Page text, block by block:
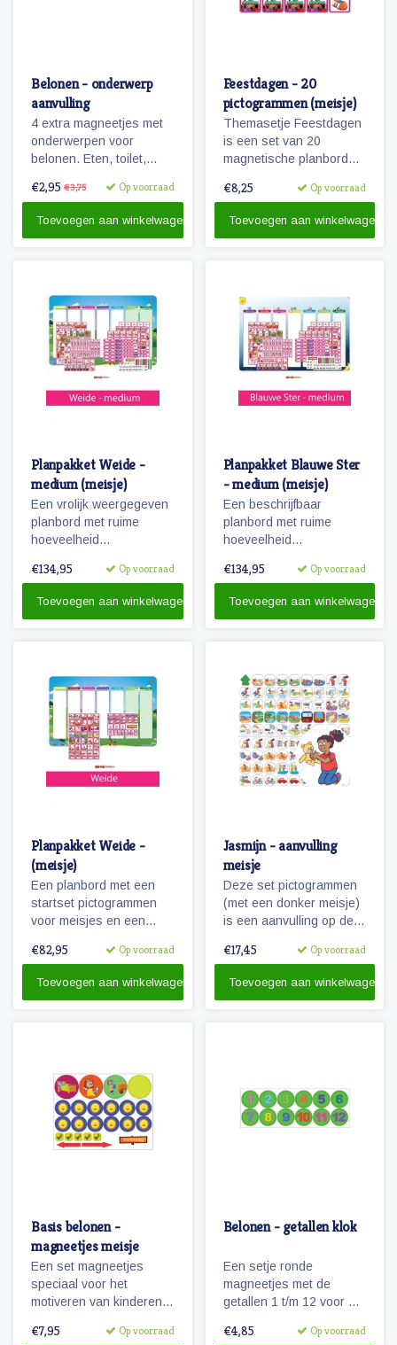
Belonen - onderwerp
aanvulling
4 extra magneetjes met
onderwerpen voor
belonen. Eten, toilet,
Zowel voor jongen als
€2,95 €3,75 Op voorraad
Toevoegen aan winkelwagen
Feestdagen - 20
pictogrammen (meisje)
Themasetje Feestdagen
is een set van 20
magnetische planbord
€8,25 Op voorraad
Toevoegen aan winkelwagen
Planpakket Weide -
medium (meisje)
Een vrolijk weergegeven
planbord met ruime
hoeveelheid
planplezier!
€134,95 Op voorraad
Toevoegen aan winkelwagen
Planpakket Blauwe Ster
- medium (meisje)
Een beschrijfbaar
planbord met ruime
hoeveelheid
pictogrammen voor een
Herkenbaarheid van de
€134,95 Op voorraad
Toevoegen aan winkelwagen
Planpakket Weide -
(meisje)
Een planbord met een
startset pictogrammen
voor meisjes en een
€82,95 Op voorraad
Toevoegen aan winkelwagen
Jasmijn - aanvulling
meisje
Deze set pictogrammen
(met een donker meisje)
is een aanvulling op de
en bevat vele
categorieën spel,
€17,45 Op voorraad
Toevoegen aan winkelwagen
Basis belonen -
magneetjes meisje
Een set magneetjes
speciaal voor het
motiveren van kinderen.
beloningsbord en te
€7,95 Op voorraad
Belonen - getallen klok
Een setje ronde
magneetjes met de
getallen 1 t/m 12 voor de
€4,85 Op voorraad